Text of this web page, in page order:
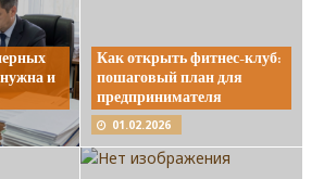
и
Как открыть фитнес-клуб:
пошаговый план для
предпринимателя
01.02.2026